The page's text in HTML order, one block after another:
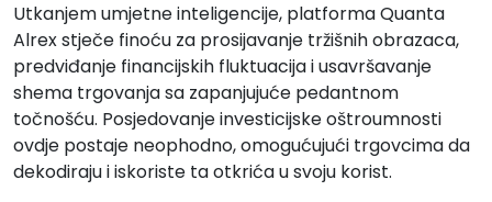
Utkanjem umjetne inteligencije, platforma Quanta
Alrex stječe finoću za prosijavanje tržišnih obrazaca,
predviđanje financijskih fluktuacija i usavršavanje
shema trgovanja sa zapanjujuće pedantnom
točnošću. Posjedovanje investicijske oštroumnosti
ovdje postaje neophodno, omogućujući trgovcima da
dekodiraju i iskoriste ta otkrića u svoju korist.